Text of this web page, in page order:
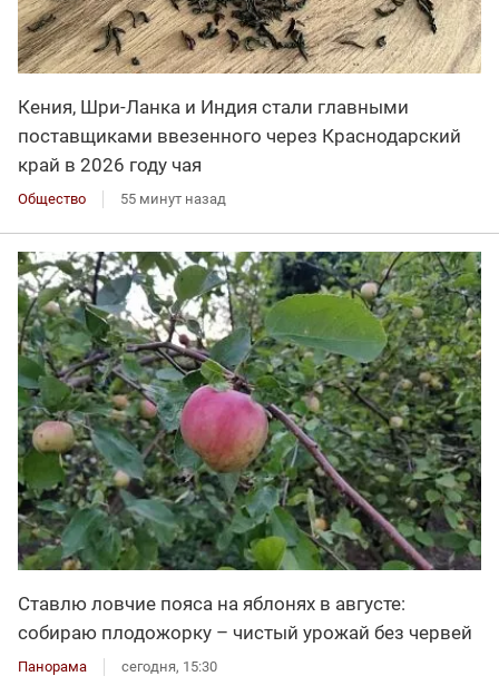
Кения, Шри-Ланка и Индия стали главными
поставщиками ввезенного через Краснодарский
край в 2026 году чая
Общество 55 минут назад
Ставлю ловчие пояса на яблонях в августе:
собираю плодожорку – чистый урожай без червей
Панорама сегодня, 15:30